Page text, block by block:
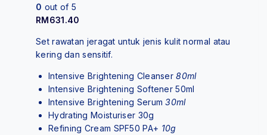
0 out of 5
RM631.40
Set rawatan jeragat untuk jenis kulit normal atau
kering dan sensitif.
Intensive Brightening Cleanser80ml
Intensive Brightening Softener 50ml
Intensive Brightening Serum30ml
Hydrating Moisturiser 30g
Refining Cream SPF50 PA+ 10g